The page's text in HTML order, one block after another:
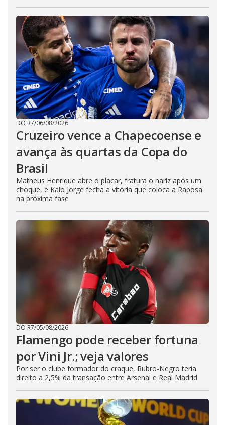
DO R7/06/08/2026
Cruzeiro vence a Chapecoense e
avança às quartas da Copa do
Brasil
Matheus Henrique abre o placar, fratura o nariz após um
choque, e Kaio Jorge fecha a vitória que coloca a Raposa
na próxima fase
DO R7/05/08/2026
Flamengo pode receber fortuna
por Vini Jr.; veja valores
Por ser o clube formador do craque, Rubro-Negro teria
direito a 2,5% da transação entre Arsenal e Real Madrid